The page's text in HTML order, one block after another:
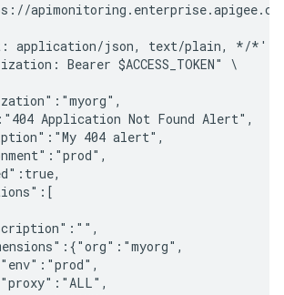
application/json, text/plain, */*'
Bearer $ACCESS_TOKEN" \
Application Not Found Alert",
404 alert",